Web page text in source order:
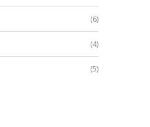
(6)
(4)
(5)